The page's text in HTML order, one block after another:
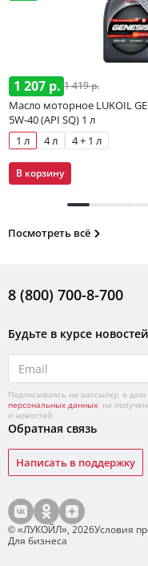
1 207 р. 1 419 р.
Масло моторное LUKOIL
5W-40 (API SQ) 1 л
1 л
4 л 4 + 1 л
В корзину
Посмотреть всё
8 (800) 700-8-700
Будьте в курсе новостей
Подписываясь на рассылку, я даю
персональных данных, на
и новостей
Обратная связь
Написать в поддержку
© «ЛУКОЙЛ», 2026Условия
Для бизнеса